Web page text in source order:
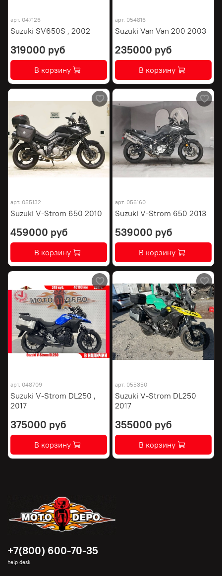
арт. 047126
Suzuki SV650S , 2002
319000 руб
В корзину
арт. 054816
Suzuki Van Van 200 2003
235000 руб
В корзину
арт. 055132
Suzuki V-Strom 650 2010
459000 руб
В корзину
арт. 056160
Suzuki V-Strom 650 2013
539000 руб
В корзину
арт. 048709
Suzuki V-Strom DL250 ,
2017
375000 руб
В корзину
арт. 055350
Suzuki V-Strom DL250
2017
355000 руб
В корзину
+7(800) 600-70-35
help desk